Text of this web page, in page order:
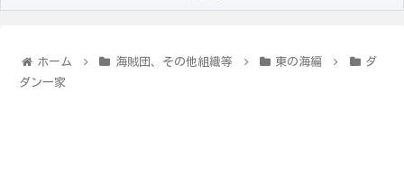
ホーム 海賊団、その他組織等 東の海編
ダ
ダン一家